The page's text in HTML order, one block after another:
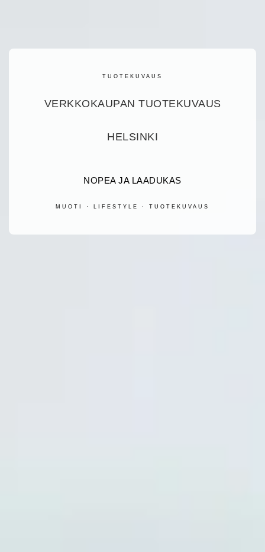
TUOTEKUVAUS
VERKKOKAUPAN TUOTEKUVAUS
HELSINKI
NOPEA JA LAADUKAS
MUOTI · LIFESTYLE · TUOTEKUVAUS